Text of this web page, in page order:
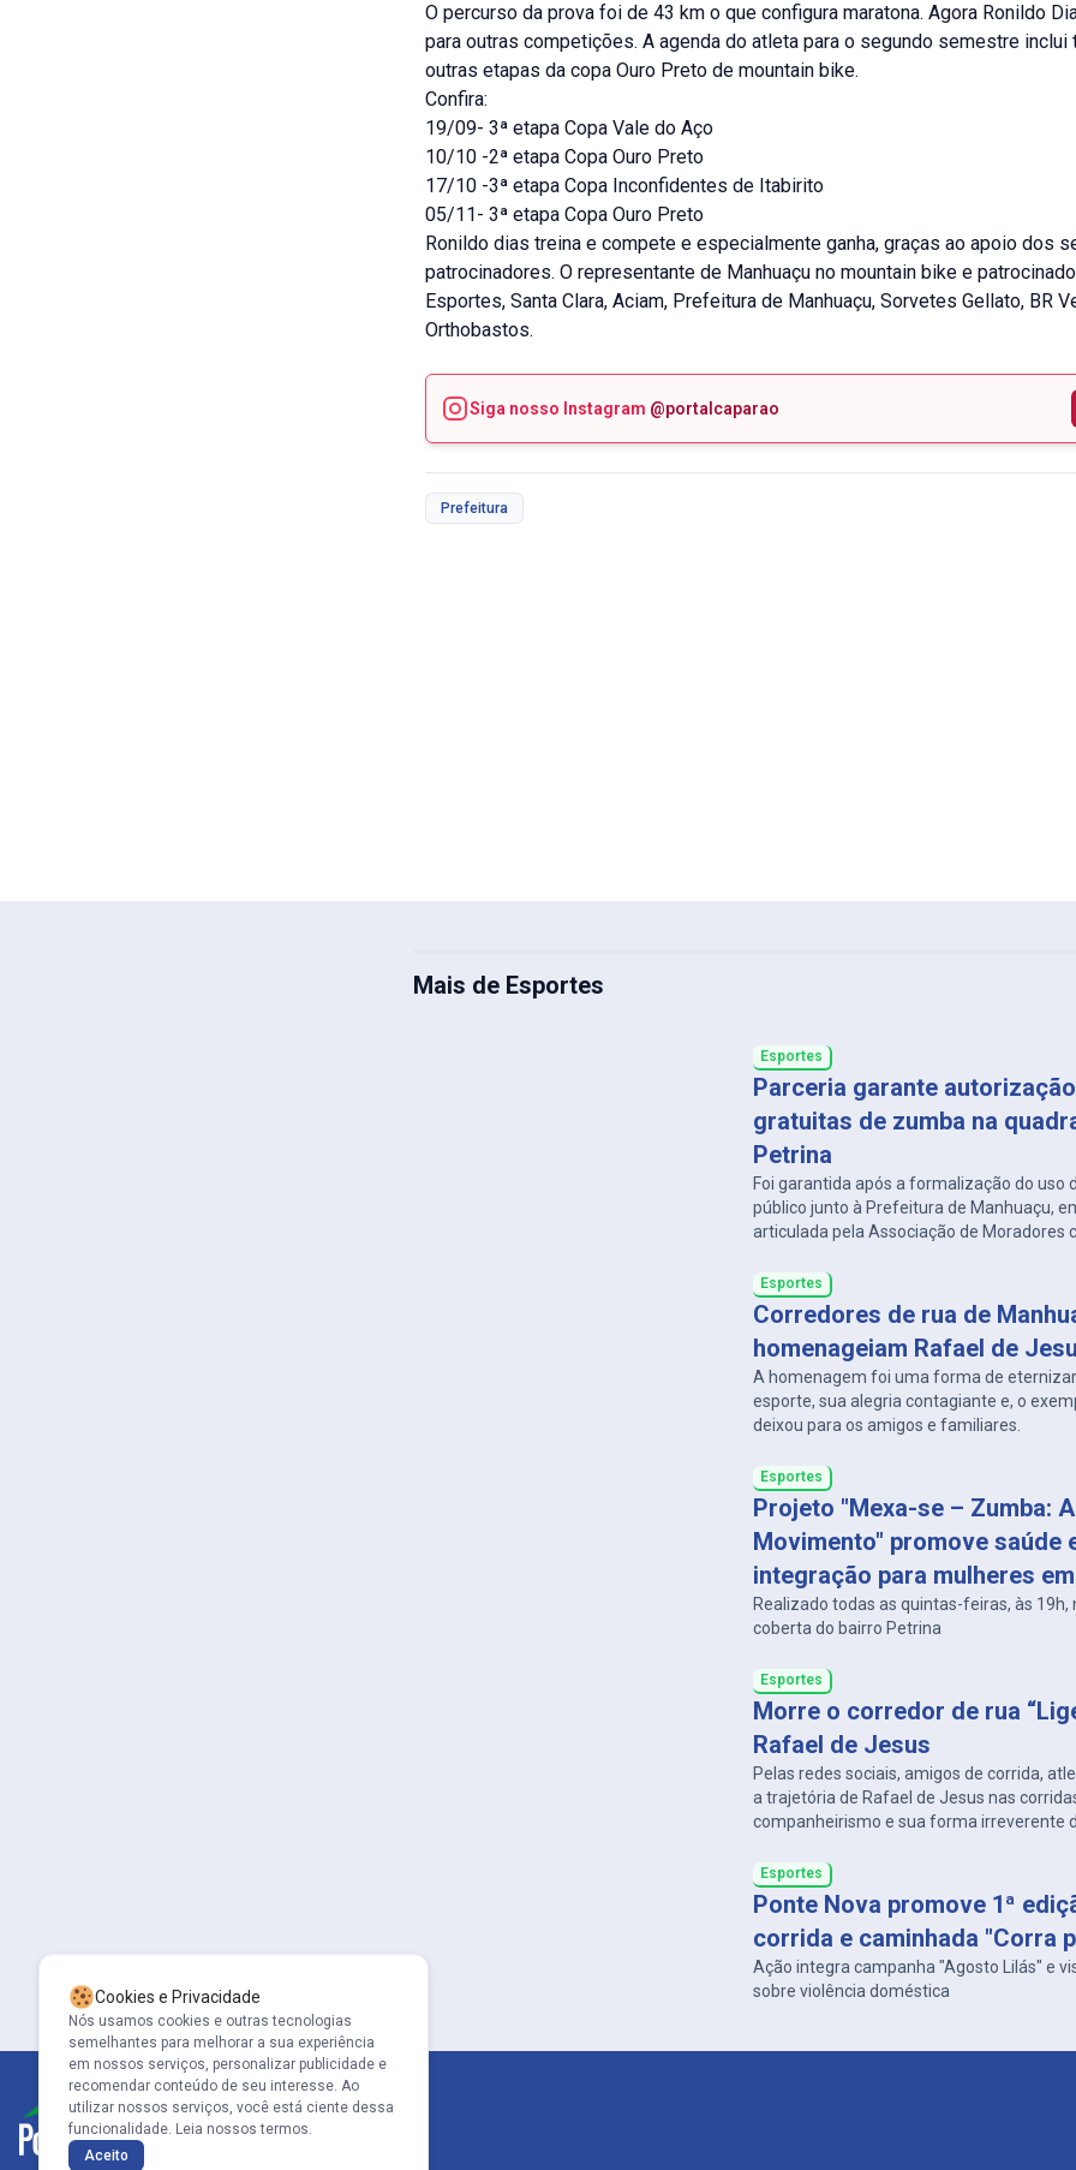
O percurso da prova foi de 43 km o que configura maratona. Agora Ronildo
para outras competições. A agenda do atleta para o segundo semestre inclui
outras etapas da copa Ouro Preto de mountain bike.
Confira:
19/09- 3ª etapa Copa Vale do Aço
10/10 -2ª etapa Copa Ouro Preto
17/10 -3ª etapa Copa Inconfidentes de Itabirito
05/11- 3ª etapa Copa Ouro Preto
Ronildo dias treina e compete e especialmente ganha, graças ao apoio dos
patrocinadores. O representante de Manhuaçu no mountain bike e
Esportes, Santa Clara, Aciam, Prefeitura de Manhuaçu, Sorvetes Gellato, BR
Orthobastos.
Siga nosso Instagram @portalcaparao
Prefeitura
Mais de Esportes
Esportes
Parceria garante
gratuitas de zumba na
Petrina
Foi garantida após a formalização do uso
público junto à Prefeitura de Manhuaçu,
articulada pela Associação de Moradores
Esportes
Corredores de rua de
homenageiam Rafael de
A homenagem foi uma forma de
esporte, sua alegria contagiante e, o
deixou para os amigos e familiares.
Esportes
Projeto "Mexa-se – Zumba:
Movimento" promove saúde
integração para mulheres
Realizado todas as quintas-feiras, às 19h,
coberta do bairro Petrina
Esportes
Morre o corredor de rua
Rafael de Jesus
Pelas redes sociais, amigos de corrida,
a trajetória de Rafael de Jesus nas
companheirismo e sua forma irreverente
Esportes
Ponte Nova promove 1ª
corrida e caminhada "Corra
Ação integra campanha "Agosto Lilás" e
sobre violência doméstica
Cookies e Privacidade
Nós usamos cookies e outras tecnologias
semelhantes para melhorar a sua experiência
em nossos serviços, personalizar publicidade e
recomendar conteúdo de seu interesse. Ao
utilizar nossos serviços, você está ciente dessa
funcionalidade. Leia nossos termos.
Aceito